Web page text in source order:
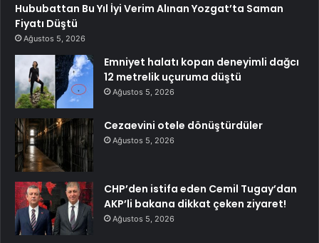
Hububattan Bu Yıl İyi Verim Alınan Yozgat’ta Saman
Fiyatı Düştü
Ağustos 5, 2026
Emniyet halatı kopan deneyimli dağcı
12 metrelik uçuruma düştü
Ağustos 5, 2026
Cezaevini otele dönüştürdüler
Ağustos 5, 2026
CHP’den istifa eden Cemil Tugay’dan
AKP’li bakana dikkat çeken ziyaret!
Ağustos 5, 2026